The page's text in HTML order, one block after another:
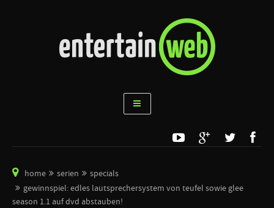
home serien
specials
gewinnspiel: edles lautsprechersystem von teufel sowie glee
season 1.1 auf dvd abstauben!